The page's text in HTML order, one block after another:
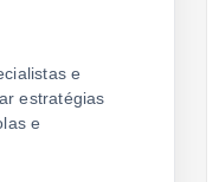
e
estratégias
e